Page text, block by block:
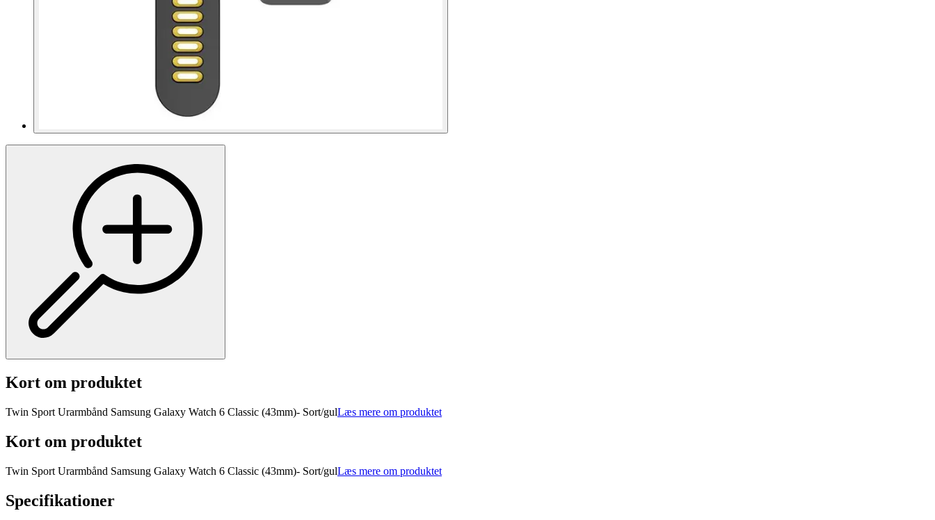
Kort om produktet
Twin Sport Urarmbånd Samsung Galaxy Watch 6 Classic (43mm)- Sort/gulLæs mere om produktet
Kort om produktet
Twin Sport Urarmbånd Samsung Galaxy Watch 6 Classic (43mm)- Sort/gulLæs mere om produktet
Specifikationer